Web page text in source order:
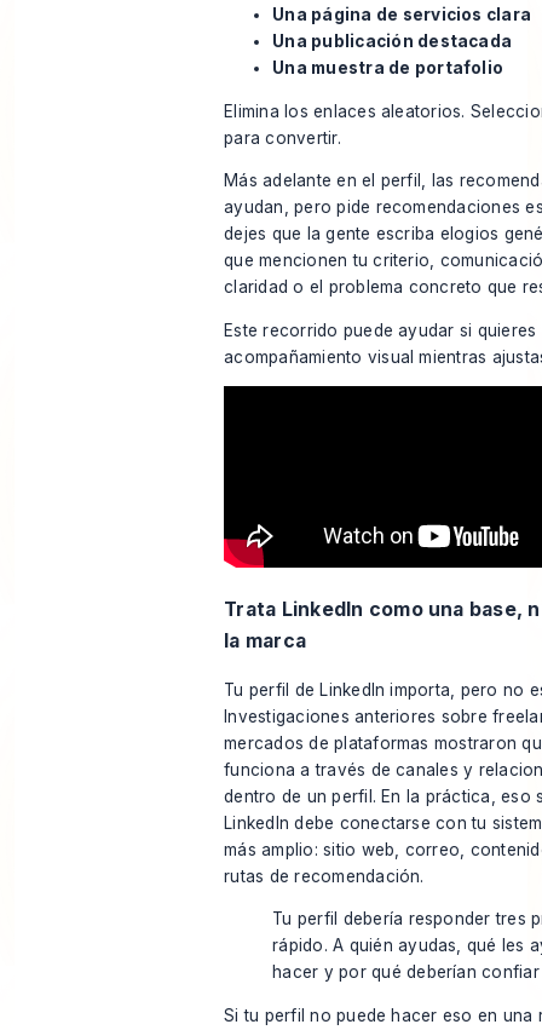
Una página de servicios clara
Una publicación destacada
Una muestra de portafolio
Elimina los enlaces aleatorios.
para convertir.
Más adelante en el perfil, las
ayudan, pero pide recomendaciones
dejes que la gente escriba elogios
que mencionen tu criterio,
claridad o el problema concreto que
Este recorrido puede ayudar si quieres
acompañamiento visual mientras
Trata LinkedIn como una base,
la marca
Tu perfil de LinkedIn importa, pero no
Investigaciones anteriores sobre
mercados de plataformas mostraron
funciona a través de canales y
dentro de un perfil. En la práctica, eso
LinkedIn debe conectarse con tu
más amplio: sitio web, correo,
rutas de recomendación.
Tu perfil debería responder tres
rápido. A quién ayudas, qué les
hacer y por qué deberían confiar
Si tu perfil no puede hacer eso en una